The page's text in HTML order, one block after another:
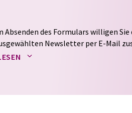
Absenden des Formulars willigen Sie
Newsletter per E-Mail
Die Speicherung und